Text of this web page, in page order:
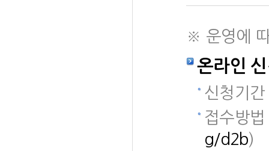
※ 운영에
온라인
신청기
접수방
g/d2b)